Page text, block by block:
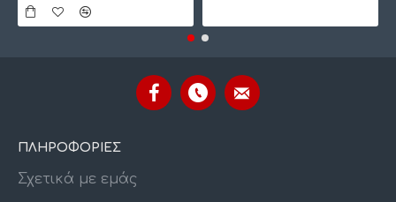
ΠΛΗΡΟΦΟΡΙΕΣ
Σχετικά με εμάς